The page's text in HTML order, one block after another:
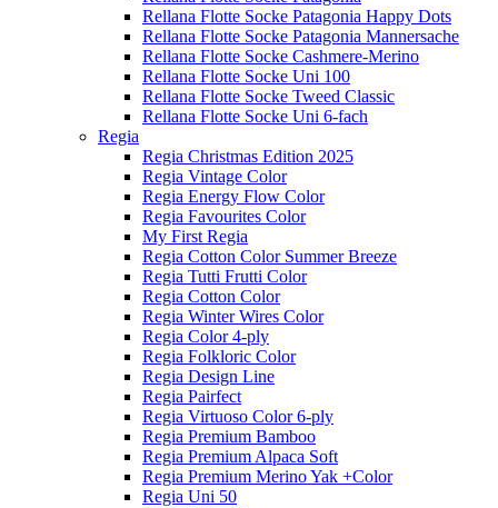
Rellana Flotte Socke Patagonia Happy Dots
Rellana Flotte Socke Patagonia Mannersache
Rellana Flotte Socke Cashmere-Merino
Rellana Flotte Socke Uni 100
Rellana Flotte Socke Tweed Classic
Rellana Flotte Socke Uni 6-fach
Regia
Regia Christmas Edition 2025
Regia Vintage Color
Regia Energy Flow Color
Regia Favourites Color
My First Regia
Regia Cotton Color Summer Breeze
Regia Tutti Frutti Color
Regia Cotton Color
Regia Winter Wires Color
Regia Color 4-ply
Regia Folkloric Color
Regia Design Line
Regia Pairfect
Regia Virtuoso Color 6-ply
Regia Premium Bamboo
Regia Premium Alpaca Soft
Regia Premium Merino Yak +Color
Regia Uni 50